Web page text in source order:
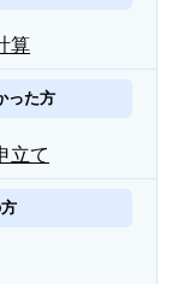
算
った方
立て